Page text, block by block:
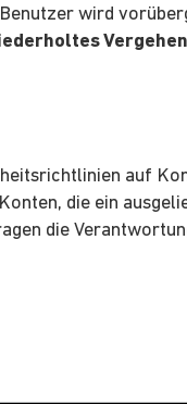
wird
Vergehen
auf
die ein
die